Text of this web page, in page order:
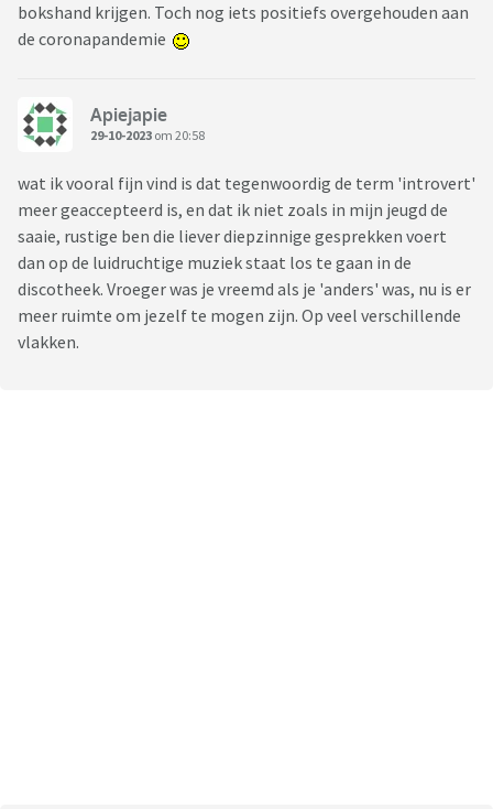
bokshand krijgen. Toch nog iets positiefs overgehouden aan
de coronapandemie
Apiejapie
29-10-2023 om 20:58
wat ik vooral fijn vind is dat tegenwoordig de term 'introvert'
meer geaccepteerd is, en dat ik niet zoals in mijn jeugd de
saaie, rustige ben die liever diepzinnige gesprekken voert
dan op de luidruchtige muziek staat los te gaan in de
discotheek. Vroeger was je vreemd als je 'anders' was, nu is er
meer ruimte om jezelf te mogen zijn. Op veel verschillende
vlakken.